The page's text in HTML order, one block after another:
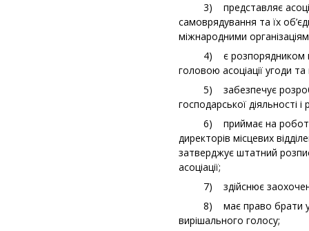
3) представляє
самоврядування та їх
міжнародними
4) є розпорядником
головою асоціації угоди
5) забезпечує
господарської діяльності і
6) приймає на роботу і
директорів місцевих
затверджує штатний
асоціації;
7) здійснює заохочення
8) має право брати
вирішального голосу;